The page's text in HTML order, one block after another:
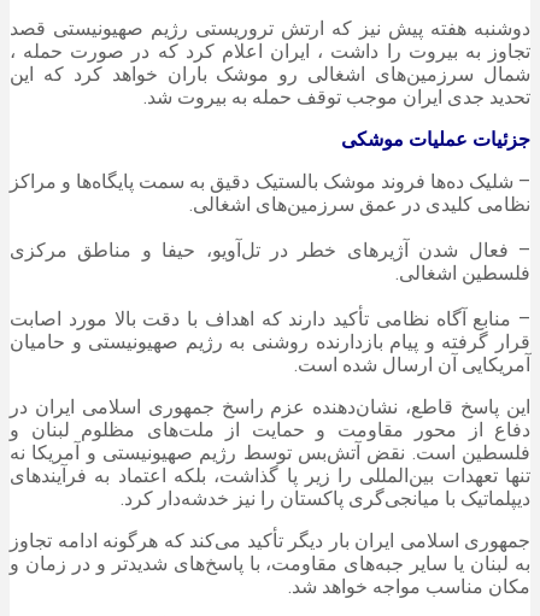
دوشنبه هفته پیش نیز که ارتش تروریستی رژیم صهیونیستی قصد
تجاوز به بیروت را داشت ، ایران اعلام کرد که در صورت حمله ،
شمال سرزمین‌های اشغالی رو موشک باران خواهد کرد که این
تحدید جدی ایران موجب توقف حمله به بیروت شد.
جزئیات عملیات موشکی
– شلیک ده‌ها فروند موشک بالستیک دقیق به سمت پایگاه‌ها و مراکز
نظامی کلیدی در عمق سرزمین‌های اشغالی.
– فعال شدن آژیرهای خطر در تل‌آویو، حیفا و مناطق مرکزی
فلسطین اشغالی.
– منابع آگاه نظامی تأکید دارند که اهداف با دقت بالا مورد اصابت
قرار گرفته و پیام بازدارنده روشنی به رژیم صهیونیستی و حامیان
آمریکایی آن ارسال شده است.
این پاسخ قاطع، نشان‌دهنده عزم راسخ جمهوری اسلامی ایران در
دفاع از محور مقاومت و حمایت از ملت‌های مظلوم لبنان و
فلسطین است. نقض آتش‌بس توسط رژیم صهیونیستی و آمریکا نه
تنها تعهدات بین‌المللی را زیر پا گذاشت، بلکه اعتماد به فرآیندهای
دیپلماتیک با میانجی‌گری پاکستان را نیز خدشه‌دار کرد.
جمهوری اسلامی ایران بار دیگر تأکید می‌کند که هرگونه ادامه تجاوز
به لبنان یا سایر جبه‌های مقاومت، با پاسخ‌های شدیدتر و در زمان و
مکان مناسب مواجه خواهد شد.